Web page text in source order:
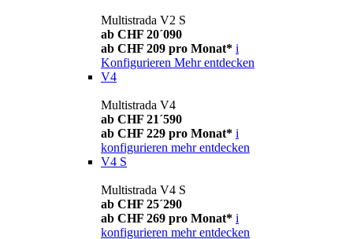
Multistrada V2 S
ab CHF 20´090
ab CHF 209 pro Monat* i
Konfigurieren Mehr entdecken
V4
Multistrada V4
ab CHF 21´590
ab CHF 229 pro Monat* i
konfigurieren mehr entdecken
V4 S
Multistrada V4 S
ab CHF 25´290
ab CHF 269 pro Monat* i
konfigurieren mehr entdecken